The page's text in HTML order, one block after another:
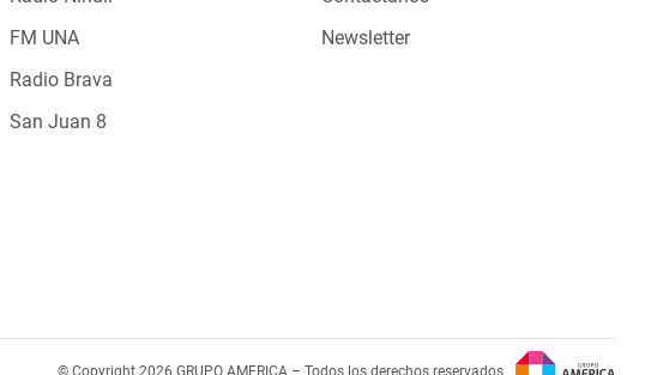
FM UNA
Radio Brava
San Juan 8
Newsletter
© Copyright 2026 GRUPO AMERICA – Todos los derechos reservados